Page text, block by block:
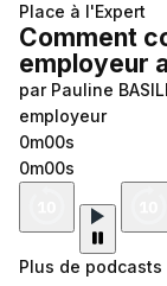
Place à l'Expert
Comment
employeur
par Pauline
employeur
0m00s
0m00s
Plus de podcasts